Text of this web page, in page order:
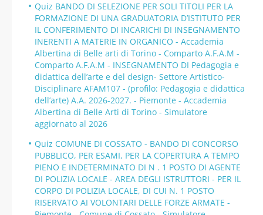
Quiz BANDO DI SELEZIONE PER SOLI TITOLI PER LA
FORMAZIONE DI UNA GRADUATORIA D’ISTITUTO PER
IL CONFERIMENTO DI INCARICHI DI INSEGNAMENTO
INERENTI A MATERIE IN ORGANICO - Accademia
Albertina di Belle arti di Torino - Comparto A.F.A.M -
Comparto A.F.A.M - INSEGNAMENTO DI Pedagogia e
didattica dell’arte e del design- Settore Artistico-
Disciplinare AFAM107 - (profilo: Pedagogia e didattica
dell’arte) A.A. 2026-2027. - Piemonte - Accademia
Albertina di Belle Arti di Torino - Simulatore
aggiornato al 2026
Quiz COMUNE DI COSSATO - BANDO DI CONCORSO
PUBBLICO, PER ESAMI, PER LA COPERTURA A TEMPO
PIENO E INDETERMINATO DI N . 1 POSTO DI AGENTE
DI POLIZIA LOCALE - AREA DEGLI ISTRUTTORI - PER IL
CORPO DI POLIZIA LOCALE, DI CUI N. 1 POSTO
RISERVATO AI VOLONTARI DELLE FORZE ARMATE -